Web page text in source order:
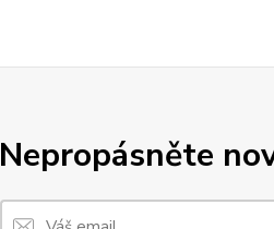
Nepropásněte